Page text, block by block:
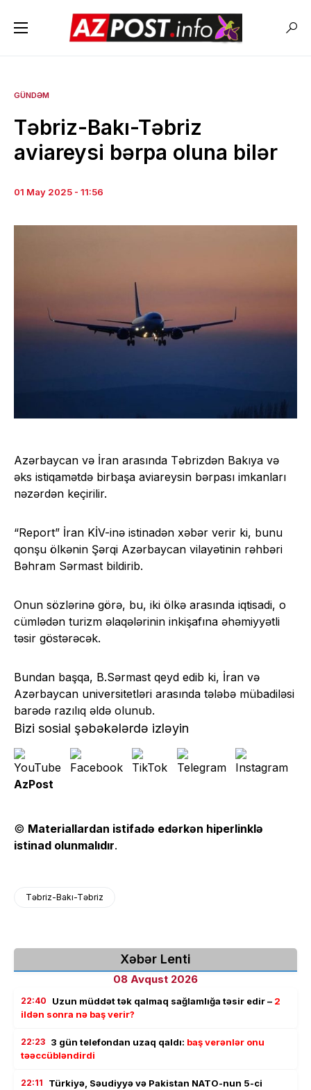
GÜNDƏM
Təbriz-Bakı-Təbriz
aviareysi bərpa oluna bilər
01 May 2025 - 11:56
Azərbaycan və İran arasında Təbrizdən Bakıya və
əks istiqamətdə birbaşa aviareysin bərpası imkanları
nəzərdən keçirilir.
“Report” İran KİV-inə istinadən xəbər verir ki, bunu
qonşu ölkənin Şərqi Azərbaycan vilayətinin rəhbəri
Bəhram Sərmast bildirib.
Onun sözlərinə görə, bu, iki ölkə arasında iqtisadi, o
cümlədən turizm əlaqələrinin inkişafına əhəmiyyətli
təsir göstərəcək.
Bundan başqa, B.Sərmast qeyd edib ki, İran və
Azərbaycan universitetləri arasında tələbə mübadiləsi
barədə razılıq əldə olunub.
Bizi sosial şəbəkələrdə izləyin
AzPost
© Materiallardan istifadə edərkən hiperlinklə
istinad olunmalıdır.
Təbriz-Bakı-Təbriz
Xəbər Lenti
08 Avqust 2026
22:40 Uzun müddət tək qalmaq sağlamlığa təsir edir – 2
ildən sonra nə baş verir?
22:23 3 gün telefondan uzaq qaldı: baş verənlər onu
təəccübləndirdi
22:11
Türkiyə, Səudiyyə və Pakistan NATO-nun 5-ci